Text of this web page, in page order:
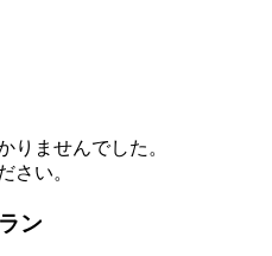
りませんでした。
さい。
ン